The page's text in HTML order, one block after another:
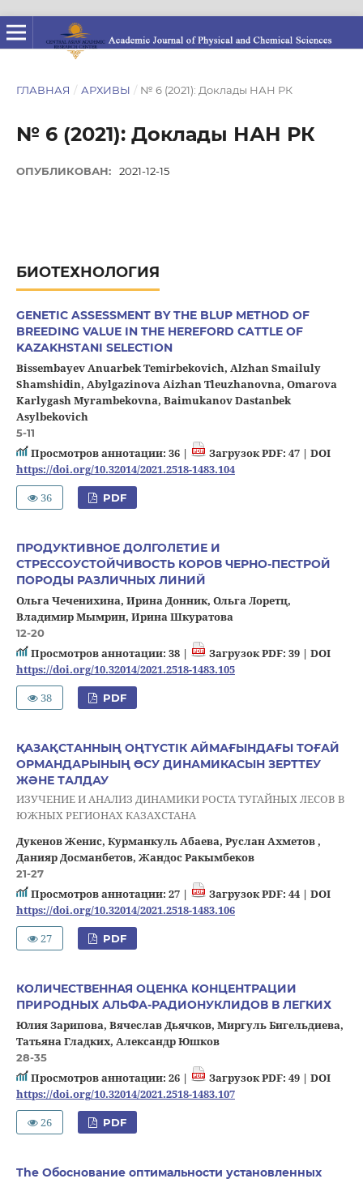
ГЛАВНАЯ / АРХИВЫ / № 6 (2021): Доклады НАН РК
№ 6 (2021): Доклады НАН РК
ОПУБЛИКОВАН: 2021-12-15
БИОТЕХНОЛОГИЯ
GENETIC ASSESSMENT BY THE BLUP METHOD OF
BREEDING VALUE IN THE HEREFORD CATTLE OF
KAZAKHSTANI SELECTION
Bissembayev Anuarbek Temirbekovich, Alzhan Smailuly
Shamshidin, Abylgazinova Aizhan Tleuzhanovna, Omarova
Karlygash Myrambekovna, Baimukanov Dastanbek
Asylbekovich
5-11
Просмотров аннотации: 36 | Загрузок PDF: 47 | DOI
https://doi.org/10.32014/2021.2518-1483.104
36
PDF
ПРОДУКТИВНОЕ ДОЛГОЛЕТИЕ И
СТРЕССОУСТОЙЧИВОСТЬ КОРОВ ЧЕРНО-ПЕСТРОЙ
ПОРОДЫ РАЗЛИЧНЫХ ЛИНИЙ
Ольга Чеченихина, Ирина Донник, Ольга Лоретц,
Владимир Мымрин, Ирина Шкуратова
12-20
Просмотров аннотации: 38 | Загрузок PDF: 39 | DOI
https://doi.org/10.32014/2021.2518-1483.105
38
PDF
ҚАЗАҚСТАННЫҢ ОҢТҮСТІК АЙМАҒЫНДАҒЫ ТОҒАЙ
ОРМАНДАРЫНЫҢ ӨСУ ДИНАМИКАСЫН ЗЕРТТЕУ
ЖӘНЕ ТАЛДАУ
ИЗУЧЕНИЕ И АНАЛИЗ ДИНАМИКИ РОСТА ТУГАЙНЫХ ЛЕСОВ В
ЮЖНЫХ РЕГИОНАХ КАЗАХСТАНА
Дукенов Женис, Курманкуль Абаева, Руслан Ахметов ,
Данияр Досманбетов, Жандос Ракымбеков
21-27
Просмотров аннотации: 27 | Загрузок PDF: 44 | DOI
https://doi.org/10.32014/2021.2518-1483.106
27
PDF
КОЛИЧЕСТВЕННАЯ ОЦЕНКА КОНЦЕНТРАЦИИ
ПРИРОДНЫХ АЛЬФА-РАДИОНУКЛИДОВ В ЛЕГКИХ
Юлия Зарипова, Вячеслав Дьячков, Миргуль Бигельдиева,
Татьяна Гладких, Александр Юшков
28-35
Просмотров аннотации: 26 | Загрузок PDF: 49 | DOI
https://doi.org/10.32014/2021.2518-1483.107
26
PDF
The Обоснование оптимальности установленных